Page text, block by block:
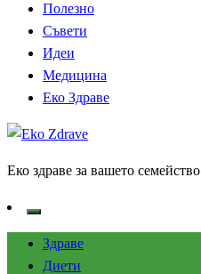
Полезно
Съвети
Идеи
Медицина
Еко Здраве
Еко здраве за вашето семейство
Здраве
Диети